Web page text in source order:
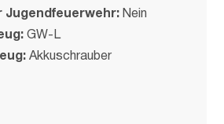
Jugendfeuerwehr: Nein
GW-L
Akkuschrauber